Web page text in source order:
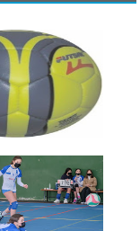
- Crónica y